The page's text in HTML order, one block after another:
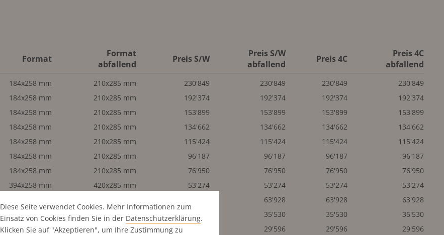
Format
Format
abfallend
Preis S/W
Preis S/W
abfallend
Preis 4C
Preis 4C
abfallend
184x258 mm 210x285 mm 230'849 230'849 230'849
230'849
184x258 mm 210x285 mm 192'374 192'374 192'374
192'374
184x258 mm 210x285 mm 153'899 153'899 153'899
153'899
184x258 mm 210x285 mm 134'662 134'662 134'662
134'662
184x258 mm 210x285 mm 115'424 115'424 115'424
115'424
184x258 mm 210x285 mm 96'187 96'187 96'187
96'187
184x258 mm 210x285 mm 76'950 76'950 76'950
76'950
394x258 mm 420x285 mm 53'274 53'274 53'274
53'274
63'928 63'928
63'928
184x258 mm 210x285 mm 35'530 35'530
35'530
184x258 mm 210x285 mm 29'596 29'596
29'596
Diese Seite verwendet Cookies. Mehr Informationen zum
Einsatz von Cookies finden Sie in der Datenschutz­erklärung.
Klicken Sie auf "Akzeptieren", um Ihre Zustimmung zu